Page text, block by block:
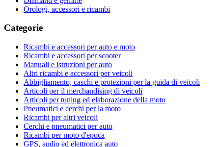
Orologi, accessori e ricambi
Categorie
Ricambi e accessori per auto e moto
Ricambi e accessori per scooter
Manuali e istruzioni per auto
Altri ricambi e accessori per veicoli
Abbigliamento, caschi e protezioni per la guida di veicoli
Articoli per il merchandising di veicoli
Articoli per tuning ed elaborazione della moto
Pneumatici e cerchi per la moto
Ricambi per altri veicoli
Cerchi e pneumatici per auto
Ricambi per moto d'epoca
GPS, audio ed elettronica auto